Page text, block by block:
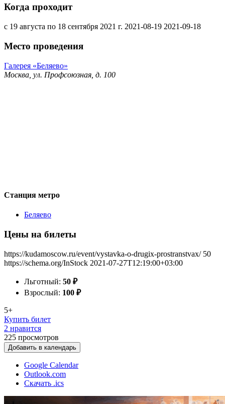
Когда проходит
с 19 августа по 18 сентября 2021 г. 2021-08-19 2021-09-18
Место проведения
Галерея «Беляево»
Москва, ул. Профсоюзная, д. 100
Станция метро
Беляево
Цены на билеты
https://kudamoscow.ru/event/vystavka-o-drugix-prostranstvax/ 50
https://schema.org/InStock 2021-07-27T12:19:00+03:00
Льготный: 50 ₽
Взрослый: 100 ₽
5+
Купить билет
2 нравится
225 просмотров
Добавить в календарь
Google Calendar
Outlook.com
Скачать .ics